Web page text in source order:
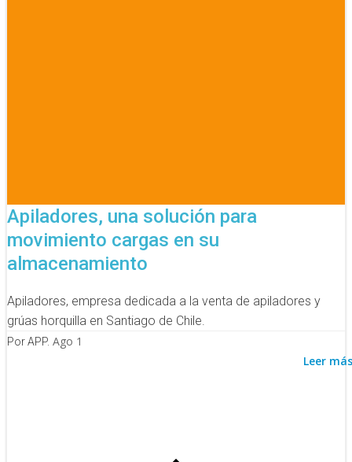
Apiladores, una solución para
movimiento cargas en su
almacenamiento
Apiladores, empresa dedicada a la venta de apiladores y
grúas horquilla en Santiago de Chile.
Por APP. Ago 1
Leer más